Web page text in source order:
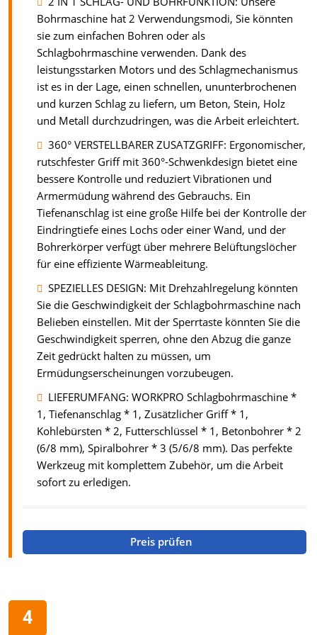
Bohrmaschine hat 2 Verwendungsmodi, Sie könnten
sie zum einfachen Bohren oder als
Schlagbohrmaschine verwenden. Dank des
leistungsstarken Motors und des Schlagmechanismus
ist es in der Lage, einen schnellen, ununterbrochenen
und kurzen Schlag zu liefern, um Beton, Stein, Holz
und Metall durchzudringen, was die Arbeit erleichtert.
360° VERSTELLBARER ZUSATZGRIFF: Ergonomischer,
rutschfester Griff mit 360°-Schwenkdesign bietet eine
bessere Kontrolle und reduziert Vibrationen und
Armermüdung während des Gebrauchs. Ein
Tiefenanschlag ist eine große Hilfe bei der Kontrolle der
Eindringtiefe eines Lochs oder einer Wand, und der
Bohrerkörper verfügt über mehrere Belüftungslöcher
für eine effiziente Wärmeableitung.
SPEZIELLES DESIGN: Mit Drehzahlregelung könnten
Sie die Geschwindigkeit der Schlagbohrmaschine nach
Belieben einstellen. Mit der Sperrtaste könnten Sie die
Geschwindigkeit sperren, ohne den Abzug die ganze
Zeit gedrückt halten zu müssen, um
Ermüdungserscheinungen vorzubeugen.
LIEFERUMFANG: WORKPRO Schlagbohrmaschine *
1, Tiefenanschlag * 1, Zusätzlicher Griff * 1,
Kohlebürsten * 2, Futterschlüssel * 1, Betonbohrer * 2
(6/8 mm), Spiralbohrer * 3 (5/6/8 mm). Das perfekte
Werkzeug mit komplettem Zubehör, um die Arbeit
sofort zu erledigen.
Preis prüfen